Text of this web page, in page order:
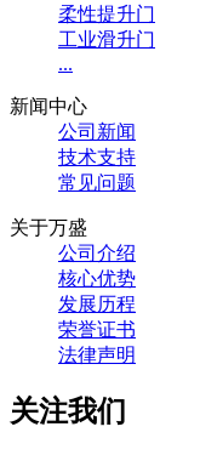
柔性提升门
工业滑升门
...
新闻中心
公司新闻
技术支持
常见问题
关于万盛
公司介绍
核心优势
发展历程
荣誉证书
法律声明
关注我们